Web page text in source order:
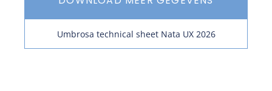
Umbrosa technical sheet Nata UX 2026